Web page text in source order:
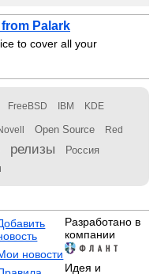
Palark
to cover all your
FreeBSD IBM KDE
Open Source Red
релизы Россия
новости
Разработано в
компании
Идея и